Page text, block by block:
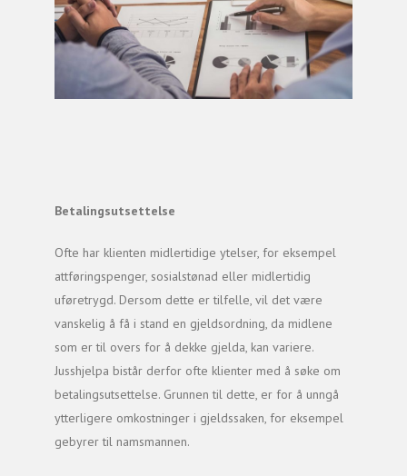
Betalingsutsettelse
Ofte har klienten midlertidige ytelser, for eksempel
attføringspenger, sosialstønad eller midlertidig
uføretrygd. Dersom dette er tilfelle, vil det være
vanskelig å få i stand en gjeldsordning, da midlene
som er til overs for å dekke gjelda, kan variere.
Jusshjelpa bistår derfor ofte klienter med å søke om
betalingsutsettelse. Grunnen til dette, er for å unngå
ytterligere omkostninger i gjeldssaken, for eksempel
gebyrer til namsmannen.